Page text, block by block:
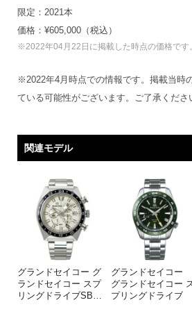
限定：2021本
価格：¥605,000（税込）
※2022年04月22日に掲載した時点の価格です。
※2022年4月時点での情報です。掲載当時
ている可能性がございます。ご了承くださ
関連モデル
グランドセイコー グ
ランドセイコー スプ
リングドライブSB…
グランドセイコー
グランドセイコー
プリングドライブ